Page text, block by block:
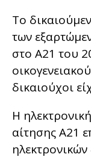
Το
των
στο Α21 του
δικαιούχοι
Η
αίτησης Α21